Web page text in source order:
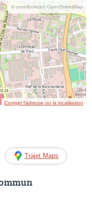
© contributeurs OpenStreetMap
Corriger l’adresse ou la localisation
Trajet Maps